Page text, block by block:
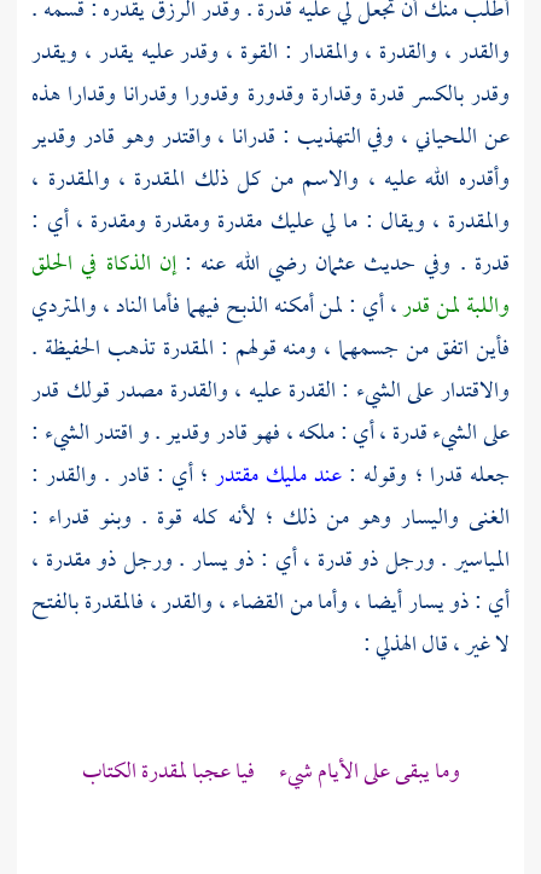
أطلب منك أن تجعل لي عليه قدرة . وقدر الرزق يقدره : قسمه .
والقدر ، والقدرة ، والمقدار : القوة ، وقدر عليه يقدر ، ويقدر
وقدر بالكسر قدرة وقدارة وقدورة وقدورا وقدرانا وقدارا هذه
عناللحياني، وفي التهذيب : قدرانا ، واقتدر وهو قادر وقدير
وأقدره الله عليه ، والاسم من كل ذلك المقدرة ، والمقدرة ،
والمقدرة ، ويقال : ما لي عليك مقدرة ومقدرة ومقدرة ، أي :
قدرة . وفي حديثعثمانرضي الله عنه :إن الذكاة في الحلق
واللبة لمن قدر، أي : لمن أمكنه الذبح فيهما فأما الناد ، والمتردي
فأين اتفق من جسمهما ، ومنه قولهم : المقدرة تذهب الحفيظة .
والاقتدار على الشيء : القدرة عليه ، والقدرة مصدر قولك قدر
على الشيء قدرة ، أي : ملكه ، فهو قادر وقدير . و اقتدر الشيء :
جعله قدرا ؛ وقوله :عند مليك مقتدر؛ أي : قادر . والقدر :
الغنى واليسار وهو من ذلك ؛ لأنه كله قوة . وبنو قدراء :
المياسير . ورجل ذو قدرة ، أي : ذو يسار . ورجل ذو مقدرة ،
أي : ذو يسار أيضا ، وأما من القضاء ، والقدر ، فالمقدرة بالفتح
لا غير ، قالالهذلي:
وما يبقى على الأيام شيء فيا عجبا لمقدرة الكتاب